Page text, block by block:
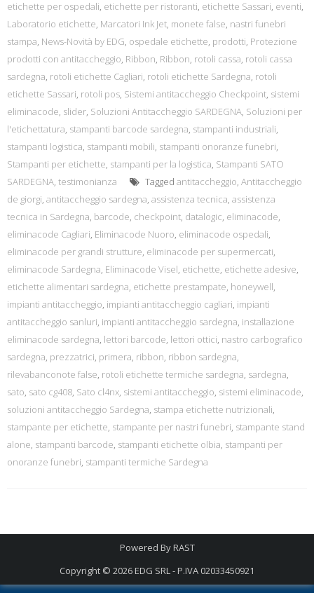
etichette per ospedali, etichette per ristoranti, etichette Sassari, eventi,
Laboratorio etichette, Marcatori Ink Jet, monete false, nastri funebri
stampa, News-Novità by EDG, ospedale etichette, prodotti, Protezione
prodotti con antitaccheggio, Ribbon, Ribbon, rotoli cassa, rotoli cassa
sardegna, rotoli etichette Cagliari, rotoli etichette Sardegna, rotoli
etichette Sassari, rotoli pos, Sistemi antitaccheggio Checkpoint, sistemi
eliminacode, slider, Soluzioni Antitaccheggio SARDEGNA, Soluzioni per
l'etichettatura, stampanti barcode sardegna, stampanti industriali,
stampanti logistica, stampanti mobili, stampanti onoranze funebri,
Stampanti per etichette, stampanti per la logistica, Stampanti SATO
SARDEGNA, testimonianza Tagged antitaccheggio, Antitaccheggio
de giorgi, antitaccheggio sardegna, assistenza tecnica, assistenza
tecnica in Sardegna, barcode, checkpoint, datalogic, eliminacode,
eliminacode Cagliari, Eliminacode Nuoro, eliminacode ospedali,
eliminacode per grandi strutture, eliminacode per supermercati,
eliminacode Sardegna, Eliminacode Visel, etichette, etichette adesive,
etichette alimentari sardegna, etichette prestampate, honeywell,
impianti antitaccheggio, impianti antitaccheggio cagliari, impianti
antitaccheggio sanluri, impianti antitaccheggio sardegna, installazione
eliminacode sardegna, lettori barcode, lettori ottici, nastro carbografico
sardegna, prezzatrici, primera, ribbon, ribbon sardegna,
rilevabanconote false, rotoli etichette termiche sardegna, sardegna,
sato, sato cg408, Sato cl4nx, sistemi antitaccheggio, sistemi eliminacode,
soluzioni antitaccheggio Sardegna, stampa etichette nutrizionali,
stampante per etichette, stampante per nastri funebri, stampante stand
alone, stampanti barcode, stampanti etichette olbia, stampanti per
onoranze funebri, stampanti termiche Sardegna
Powered ByRAST
Copyright © 2026EDG SRL - P.IVA 02033450921